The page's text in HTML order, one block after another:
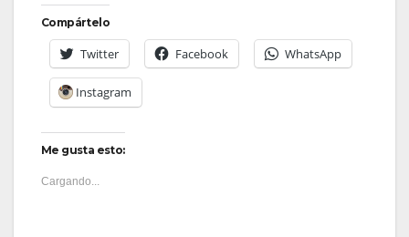
Compártelo
Twitter Facebook WhatsApp
Instagram
Me gusta esto:
Cargando...